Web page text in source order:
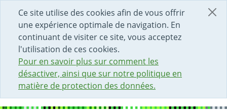
Ce site utilise des cookies afin de vous offrir
une expérience optimale de navigation. En
continuant de visiter ce site, vous acceptez
l'utilisation de ces cookies.
Pour en savoir plus sur comment les
désactiver, ainsi que sur notre politique en
matière de protection des données.
DÉBUT DU CONTENU DE LA PAGE
ACCÈS AU CHAMP DE RECHERCHE
PAGE D'ACCUEIL
FORMULAIRE DE CONTACT